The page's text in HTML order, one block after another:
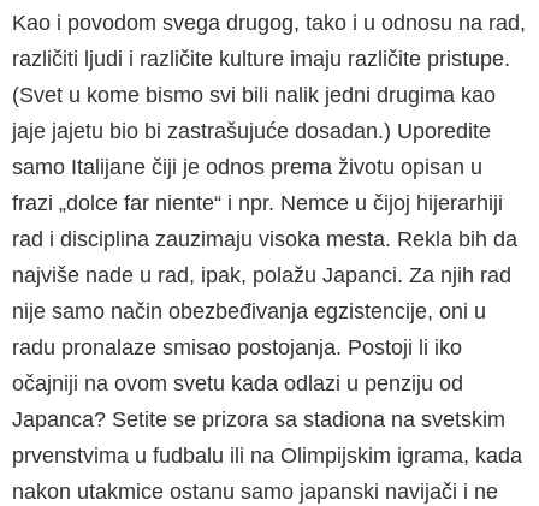
Kao i povodom svega drugog, tako i u odnosu na rad,
različiti ljudi i različite kulture imaju različite pristupe.
(Svet u kome bismo svi bili nalik jedni drugima kao
jaje jajetu bio bi zastrašujuće dosadan.) Uporedite
samo Italijane čiji je odnos prema životu opisan u
frazi „dolce far niente“ i npr. Nemce u čijoj hijerarhiji
rad i disciplina zauzimaju visoka mesta. Rekla bih da
najviše nade u rad, ipak, polažu Japanci. Za njih rad
nije samo način obezbeđivanja egzistencije, oni u
radu pronalaze smisao postojanja. Postoji li iko
očajniji na ovom svetu kada odlazi u penziju od
Japanca? Setite se prizora sa stadiona na svetskim
prvenstvima u fudbalu ili na Olimpijskim igrama, kada
nakon utakmice ostanu samo japanski navijači i ne